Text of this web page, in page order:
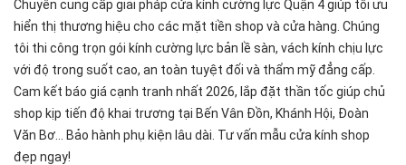
Chuyên cung cấp giải pháp cửa kính cường lực Quận 4 giúp tối ưu
hiển thị thương hiệu cho các mặt tiền shop và cửa hàng. Chúng
tôi thi công trọn gói kính cường lực bản lề sàn, vách kính chịu lực
với độ trong suốt cao, an toàn tuyệt đối và thẩm mỹ đẳng cấp.
Cam kết báo giá cạnh tranh nhất 2026, lắp đặt thần tốc giúp chủ
shop kịp tiến độ khai trương tại Bến Vân Đồn, Khánh Hội, Đoàn
Văn Bơ... Bảo hành phụ kiện lâu dài. Tư vấn mẫu cửa kính shop
đẹp ngay!